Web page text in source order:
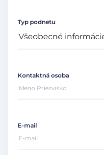
Typ podnetu
Kontaktná osoba
E-mail